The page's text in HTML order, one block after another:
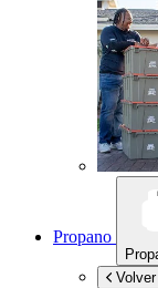
Propano